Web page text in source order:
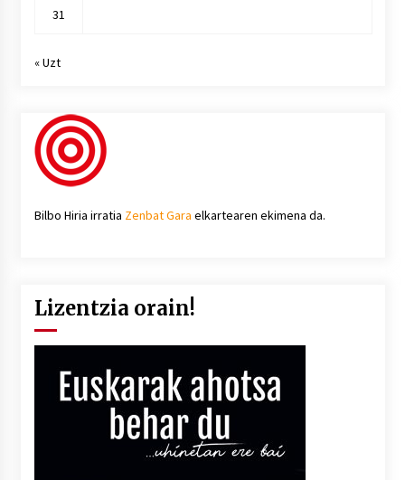
31
« Uzt
Bilbo Hiria irratia Zenbat Gara elkartearen ekimena da.
Lizentzia orain!